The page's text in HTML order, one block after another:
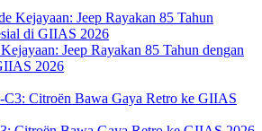
Jeep Rayakan 85 Tahun dengan
2026